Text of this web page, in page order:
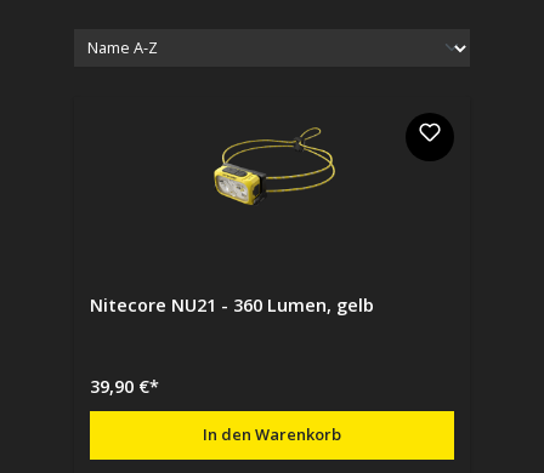
Nitecore NU21 - 360 Lumen, gelb
39,90 €*
In den Warenkorb